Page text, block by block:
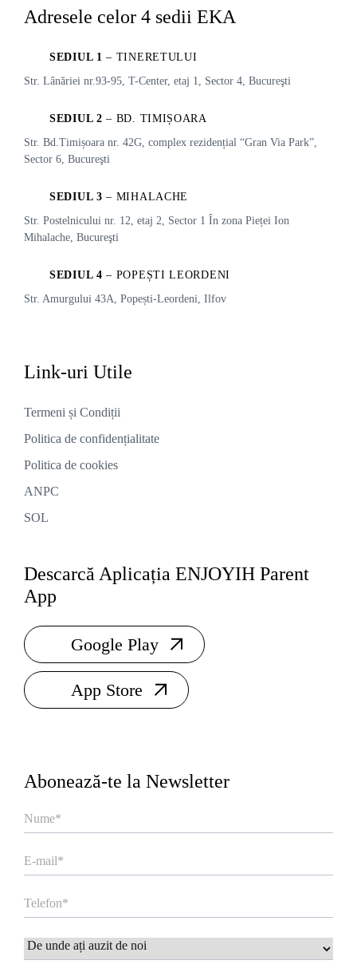
Adresele celor 4 sedii EKA
SEDIUL 1 – TINERETULUI
Str. Lânăriei nr.93-95, T-Center, etaj 1, Sector 4, Bucureşti
SEDIUL 2 – BD. TIMIȘOARA
Str. Bd.Timișoara nr. 42G, complex rezidențial “Gran Via Park”,
Sector 6, Bucureşti
SEDIUL 3 – MIHALACHE
Str. Postelnicului nr. 12, etaj 2, Sector 1 În zona Pieței Ion
Mihalache, Bucureşti
SEDIUL 4 – POPEȘTI LEORDENI
Str. Amurgului 43A, Popești-Leordeni, Ilfov
Link-uri Utile
Termeni și Condiții
Politica de confidențialitate
Politica de cookies
ANPC
SOL
Descarcă Aplicația ENJOYIH Parent
App
Google Play
App Store
Abonează-te la Newsletter